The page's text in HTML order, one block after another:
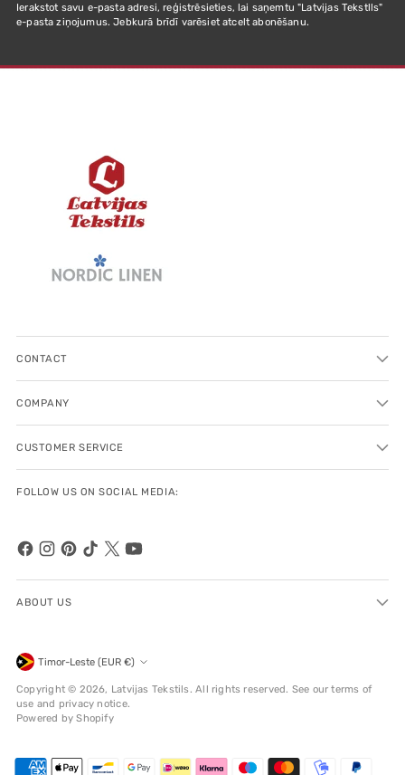
Ierakstot savu e-pasta adresi, reģistrēsieties, lai saņemtu "Latvijas Tekstlls"
e-pasta ziņojumus. Jebkurā brīdī varēsiet atcelt abonēšanu.
CONTACT
COMPANY
CUSTOMER SERVICE
FOLLOW US ON SOCIAL MEDIA:
ABOUT US
Currency Timor-Leste (EUR €)
Copyright © 2026, Latvijas Tekstils. All rights reserved. See our terms of
use and privacy notice.
Powered by Shopify